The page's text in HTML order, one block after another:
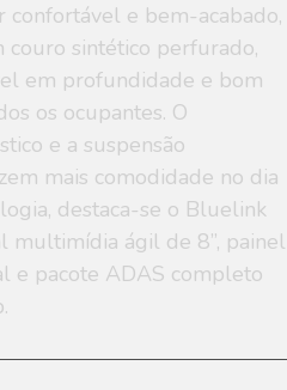
confortável e bem-acabado,
couro sintético perfurado,
em profundidade e bom
os ocupantes. O
e a suspensão
mais comodidade no dia
destaca-se o Bluelink
multimídia ágil de 8”, painel
e pacote ADAS completo